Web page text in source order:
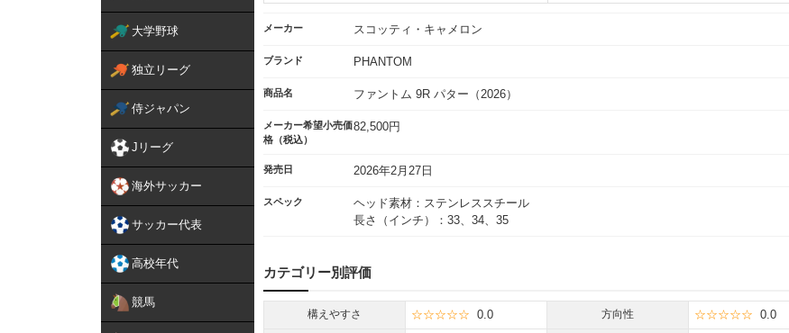
大学野球
独立リーグ
侍ジャパン
Jリーグ
海外サッカー
サッカー代表
高校年代
競馬
メーカー スコッティ・キャメロン
ブランド PHANTOM
商品名 ファントム 9R パター（2026）
メーカー希望小売価
格（税込）
82,500円
発売日 2026年2月27日
スペック
ヘッド素材：ステンレススチール
長さ（インチ）：33、34、35
カテゴリー別評価
構えやすさ ☆☆☆☆☆ 0.0 方向性 ☆☆☆☆☆ 0.0